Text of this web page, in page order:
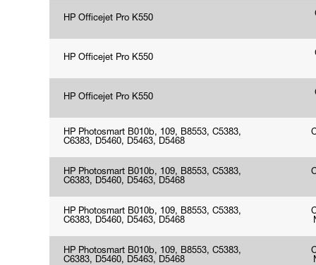
HP Officejet Pro K550
HP Officejet Pro K550
HP Officejet Pro K550
HP Photosmart B010b, 109, B8553, C5383,
C6383, D5460, D5463, D5468
HP Photosmart B010b, 109, B8553, C5383,
C6383, D5460, D5463, D5468
HP Photosmart B010b, 109, B8553, C5383,
C6383, D5460, D5463, D5468
HP Photosmart B010b, 109, B8553, C5383,
C6383, D5460, D5463, D5468